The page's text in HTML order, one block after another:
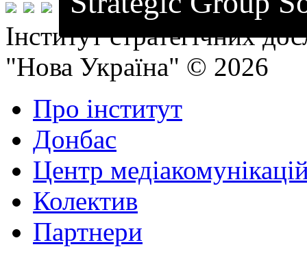
Інститут стратегічних
"Нова Україна" © 2026
Про інститут
Донбас
Центр
Колектив
Партнери